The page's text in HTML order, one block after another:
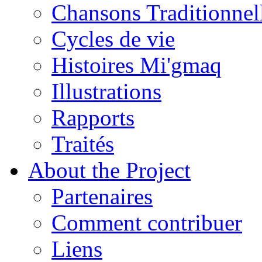
Chansons
Cycles de vie
Histoires Mi'gmaq
Illustrations
Rapports
Traités
About the Project
Partenaires
Comment contribuer
Liens